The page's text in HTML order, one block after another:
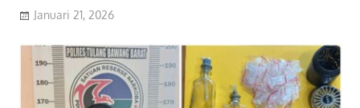
Januari 21, 2026